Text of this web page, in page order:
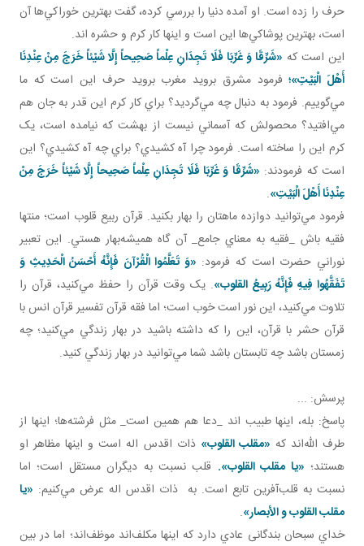
حرف را زده است. او آمده دنيا را بررسي کرده، گفت بهترين خوراکي‌ها آن
است، بهترين پوشاکي‌ها اين است و اينها کار کرم و حشره اند.
اين است که «شَرِّقَا وَ غَرِّبَا فَلَا تَجِدَانِ عِلْماً صَحِيحاً إِلَّا شَيْئاً خَرَجَ‏ مِنْ‏ عِنْدِنَا
أَهْلَ الْبَيْتِ»؛فرمود مشرق برويد مغرب برويد حرف اين است که ما
مي‌گوييم. فرمود به دنبال چه مي‌گرديد؟ براي کار کرم اين قدر به جان هم
مي‌افتيد؟ محصولش که آسماني نيست از بهشت که نيامده است، يک
کرم اين را ساخته است. فرمود چرا آه کشيدي؟ براي چه آه کشيدي؟ اين
است که فرمودند: «شَرِّقَا وَ غَرِّبَا فَلَا تَجِدَانِ عِلْماً صَحِيحاً إِلَّا شَيْئاً خَرَجَ‏ مِنْ‏
عِنْدِنَا أَهْلَ الْبَيْتِ».
فرمود مي‌توانيد دوازده ماهتان را بهار بکنيد. قرآن ربيع قلوب است؛ منتها
فقيه باش _فقيه به معناي جامع_ آن گاه هميشه‌بهار هستي. اين تعبير
نوراني حضرت است که فرمود: «وَ تَعَلَّمُوا الْقُرْآنَ فَإِنَّهُ أَحْسَنُ الْحَدِيثِ وَ
تَفَقَّهُوا فِيهِ فَإِنَّهُ رَبِيعُ القلوب». يک وقت قرآن را حفظ مي‌کنيد، قرآن را
تلاوت مي‌کنيد، اين نور است خوب است؛ اما فقه قرآن تفسير قرآن انس با
قرآن حشر با قرآن، اين را که داشته باشيد در بهار زندگي مي‌کنيد؛ چه
زمستان باشد چه تابستان باشد شما مي‌توانيد در بهار زندگي کنيد.
پرسش: ...
پاسخ: بله، اينها طبيب اند _دعا هم همين است_ مثل فرشته‌ها؛ اينها از
طرف الله‌اند که «مقلب القلوب» ذات اقدس اله است و اينها مظاهر او
هستند؛ «يا مقلب القلوب». قلب نسبت به ديگران مستقل است؛ اما
نسبت به قلب‌آفرين تابع است. به ذات اقدس اله عرض مي‌کنيم: «يا
مقلب القلوب و الأبصار».
خداي سبحان بندگانی عادي دارد که اينها مکلف‌اند موظف‌اند؛ اما در بين